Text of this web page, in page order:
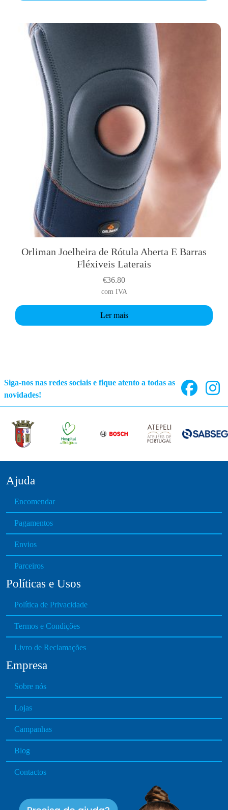
Orliman Joelheira de Rótula Aberta E Barras
Fléxiveis Laterais
€36.80
com IVA
Ler mais
Siga-nos nas redes sociais e fique atento a todas as
novidades!
Ajuda
Encomendar
Pagamentos
Envios
Parceiros
Políticas e Usos
Política de Privacidade
Termos e Condições
Livro de Reclamações
Empresa
Sobre nós
Lojas
Campanhas
Blog
Contactos